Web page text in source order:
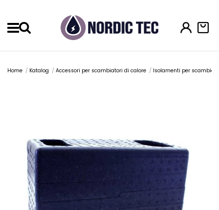
Home Katalog Accessori per scambiatori di calore Isolamenti per